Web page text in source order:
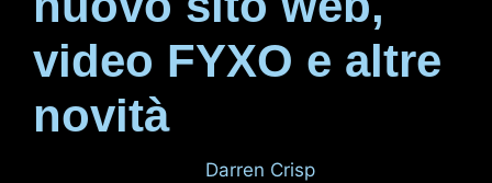
video FYXO e altre
novità
Darren Crisp